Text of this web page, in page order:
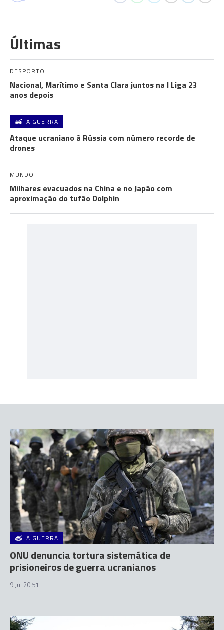
Últimas
DESPORTO
Nacional, Marítimo e Santa Clara juntos na I Liga 23
anos depois
A GUERRA
Ataque ucraniano à Rússia com número recorde de
drones
MUNDO
Milhares evacuados na China e no Japão com
aproximação do tufão Dolphin
A GUERRA
ONU denuncia tortura sistemática de
prisioneiros de guerra ucranianos
9 Jul 20:51